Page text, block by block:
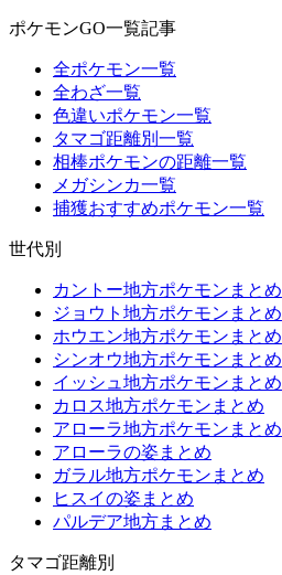
ポケモンGO一覧記事
全ポケモン一覧
全わざ一覧
色違いポケモン一覧
タマゴ距離別一覧
相棒ポケモンの距離一覧
メガシンカ一覧
捕獲おすすめポケモン一覧
世代別
カントー地方ポケモンまとめ
ジョウト地方ポケモンまとめ
ホウエン地方ポケモンまとめ
シンオウ地方ポケモンまとめ
イッシュ地方ポケモンまとめ
カロス地方ポケモンまとめ
アローラ地方ポケモンまとめ
アローラの姿まとめ
ガラル地方ポケモンまとめ
ヒスイの姿まとめ
パルデア地方まとめ
タマゴ距離別